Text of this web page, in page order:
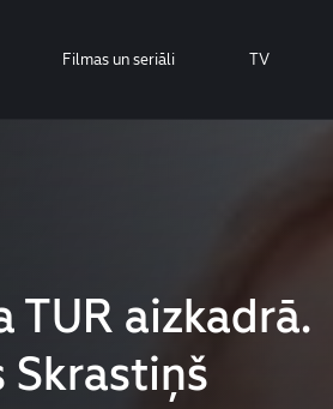
Filmas un seriāli TV
TUR aizkadrā.